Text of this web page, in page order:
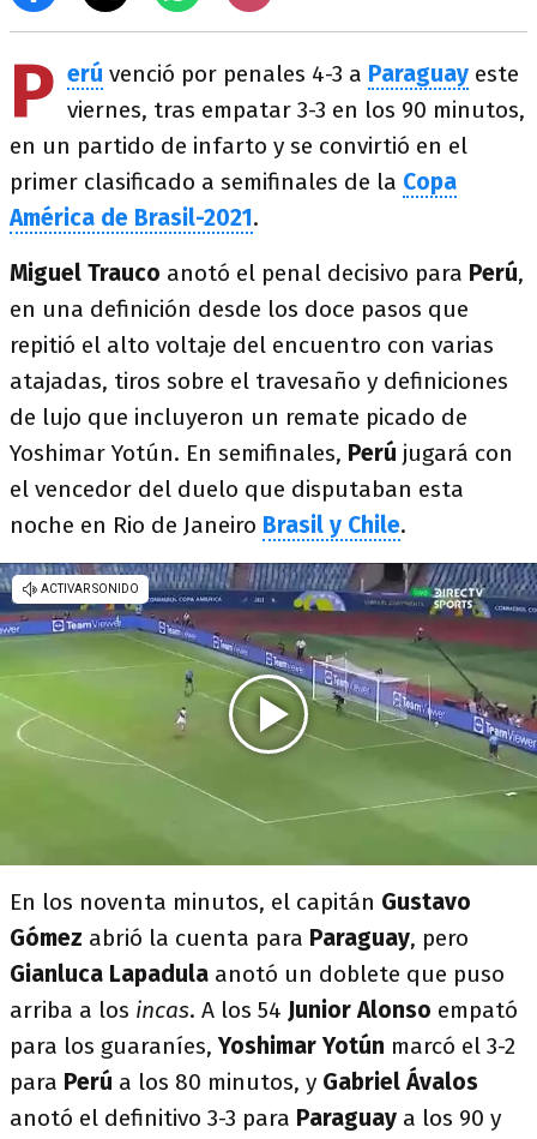
P erú venció por penales 4-3 a Paraguay este
viernes, tras empatar 3-3 en los 90 minutos,
en un partido de infarto y se convirtió en el
primer clasificado a semifinales de la Copa
América de Brasil-2021.
Miguel Trauco anotó el penal decisivo para Perú,
en una definición desde los doce pasos que
repitió el alto voltaje del encuentro con varias
atajadas, tiros sobre el travesaño y definiciones
de lujo que incluyeron un remate picado de
Yoshimar Yotún. En semifinales, Perú jugará con
el vencedor del duelo que disputaban esta
noche en Rio de Janeiro Brasil y Chile.
En los noventa minutos, el capitán Gustavo
Gómez abrió la cuenta para Paraguay, pero
Gianluca Lapadula anotó un doblete que puso
arriba a los incas. A los 54 Junior Alonso empató
para los guaraníes, Yoshimar Yotún marcó el 3-2
para Perú a los 80 minutos, y Gabriel Ávalos
anotó el definitivo 3-3 para Paraguay a los 90 y